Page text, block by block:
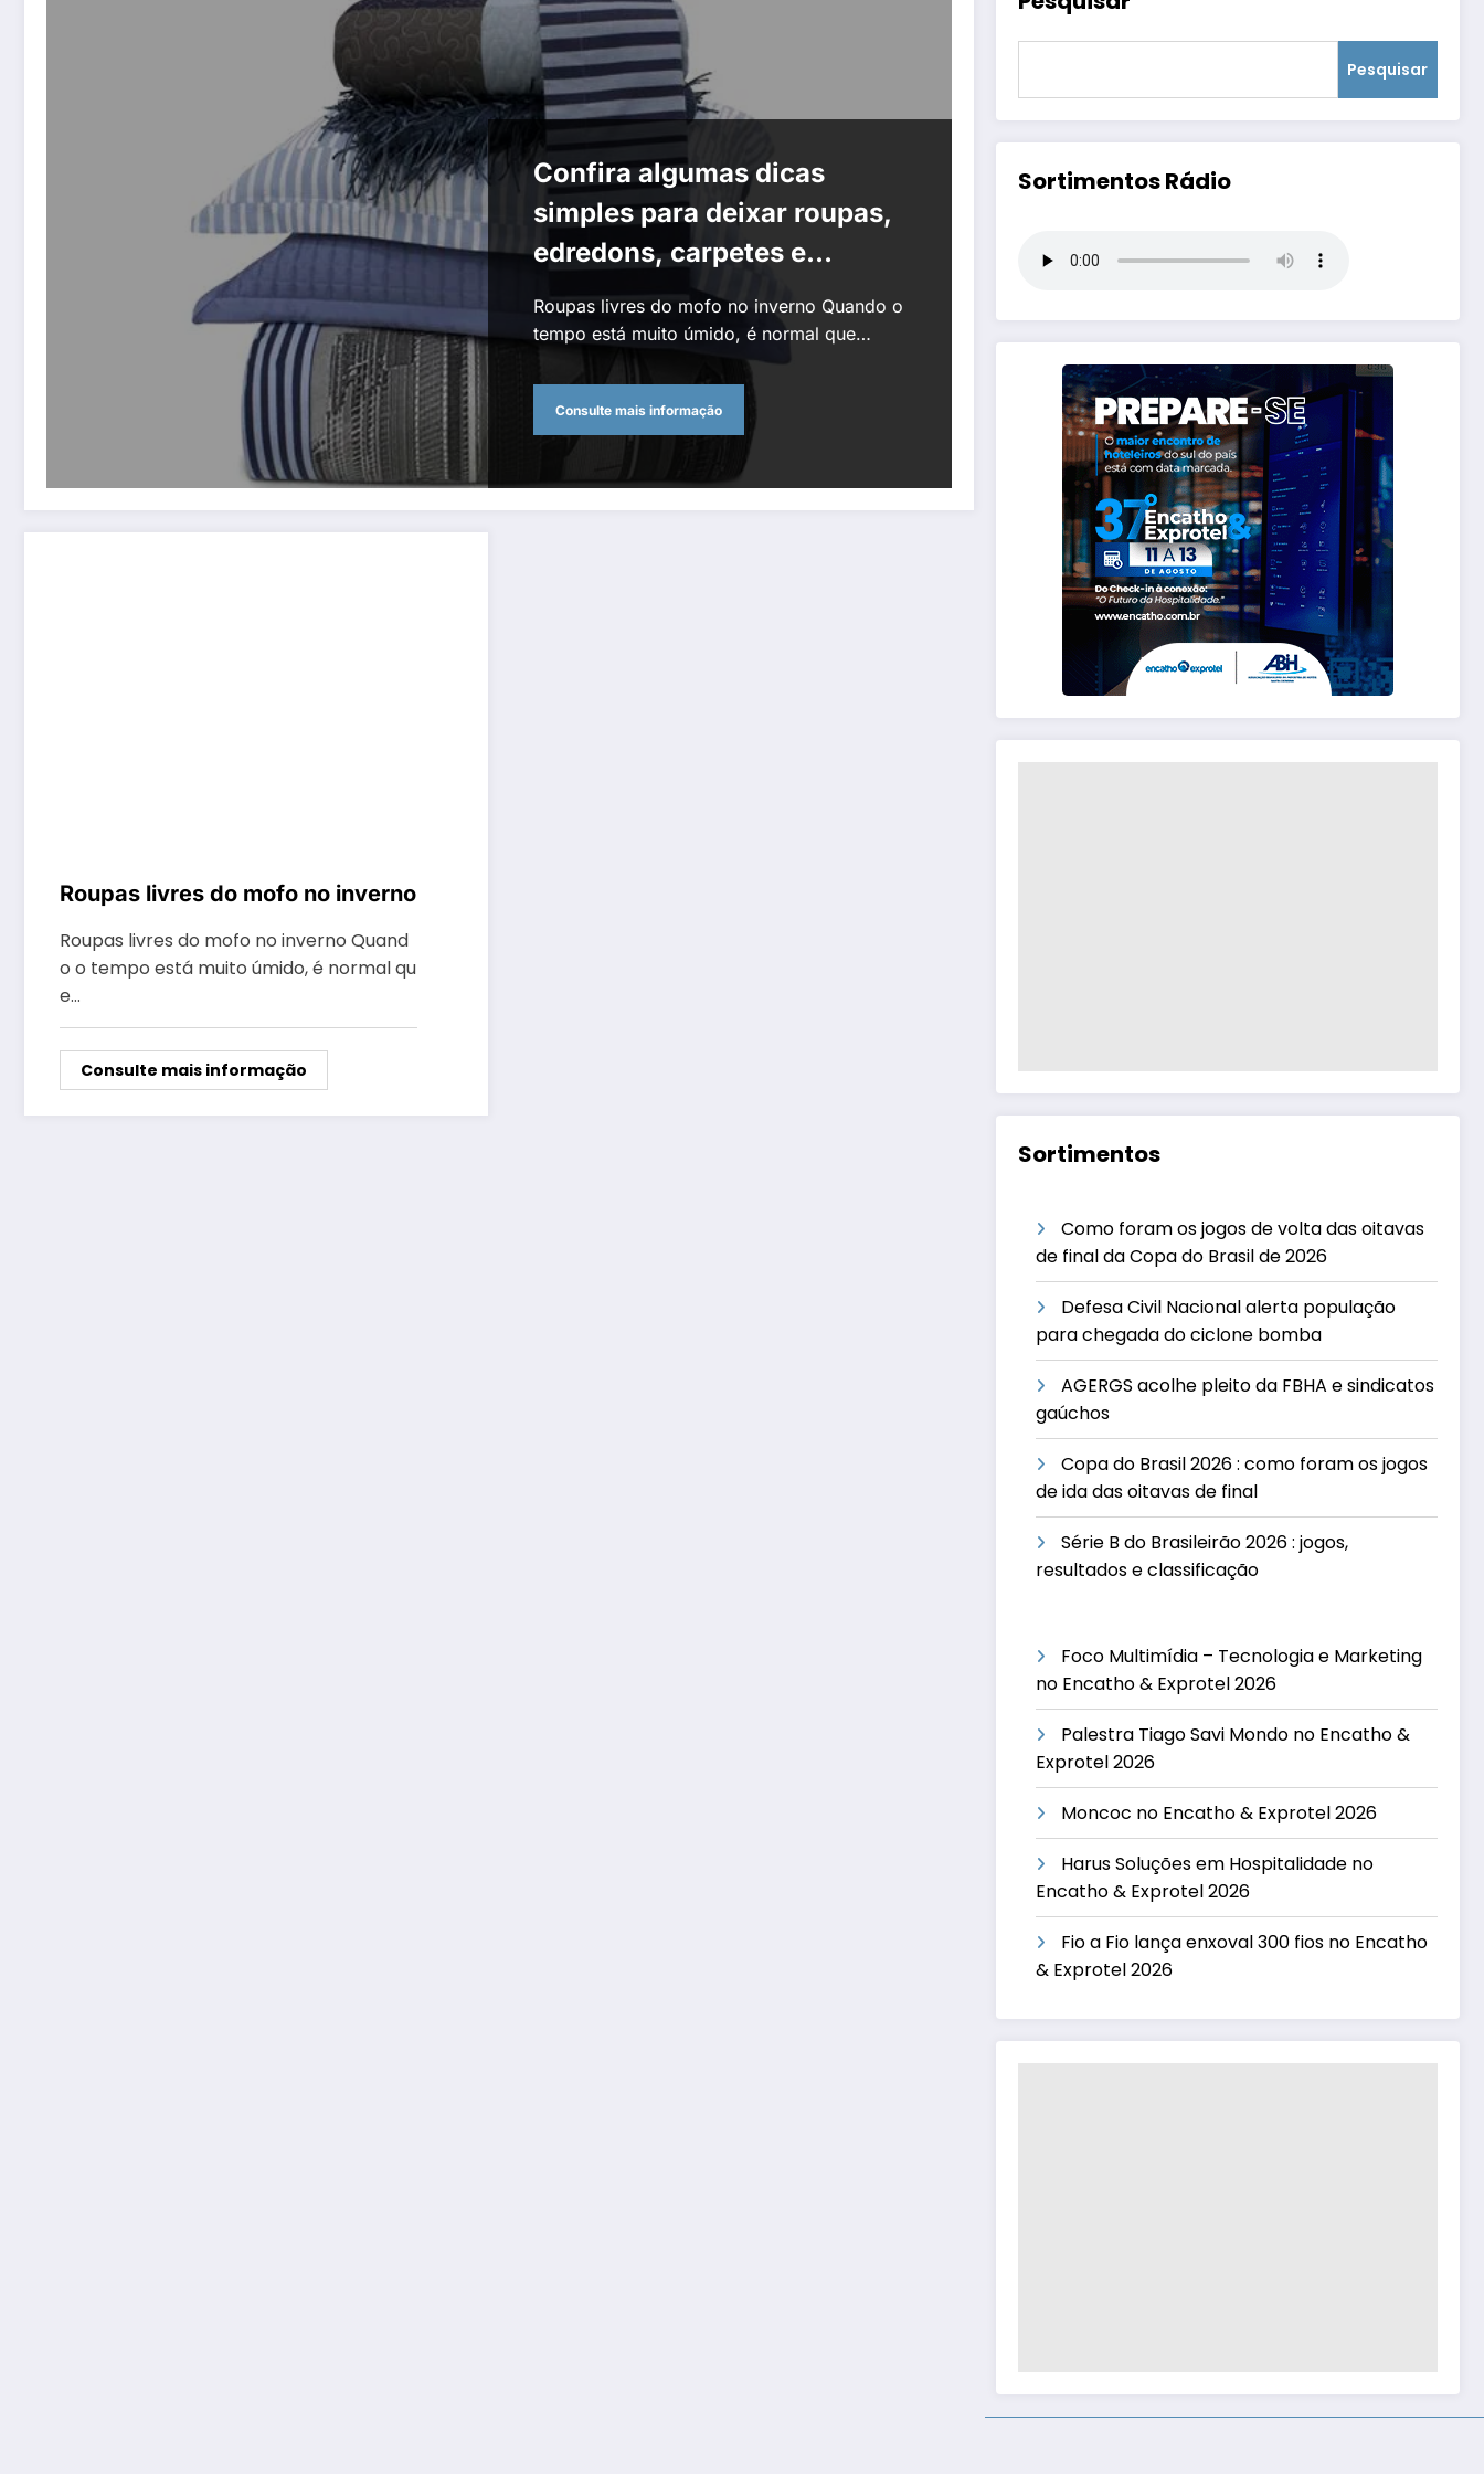
Confira algumas dicas
simples para deixar roupas,
edredons, carpetes e
tapetes livres de fungos
Roupas livres do mofo no inverno Quando o
tempo está muito úmido, é normal que…
Consulte mais informação
Roupas livres do mofo no inverno
Roupas livres do mofo no inverno Quand
o o tempo está muito úmido, é normal qu
e…
Consulte mais informação
Pesquisar
Sortimentos Rádio
Sortimentos
Como foram os jogos de volta das oitavas
de final da Copa do Brasil de 2026
Defesa Civil Nacional alerta população
para chegada do ciclone bomba
AGERGS acolhe pleito da FBHA e sindicatos
gaúchos
Copa do Brasil 2026 : como foram os jogos
de ida das oitavas de final
Série B do Brasileirão 2026 : jogos,
resultados e classificação
Foco Multimídia – Tecnologia e Marketing
no Encatho & Exprotel 2026
Palestra Tiago Savi Mondo no Encatho &
Exprotel 2026
Moncoc no Encatho & Exprotel 2026
Harus Soluções em Hospitalidade no
Encatho & Exprotel 2026
Fio a Fio lança enxoval 300 fios no Encatho
& Exprotel 2026